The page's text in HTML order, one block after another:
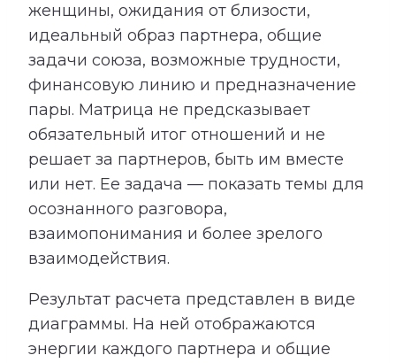
женщины, ожидания от близости,
идеальный образ партнера, общие
задачи союза, возможные трудности,
финансовую линию и предназначение
пары. Матрица не предсказывает
обязательный итог отношений и не
решает за партнеров, быть им вместе
или нет. Ее задача — показать темы для
осознанного разговора,
взаимопонимания и более зрелого
взаимодействия.
Результат расчета представлен в виде
диаграммы. На ней отображаются
энергии каждого партнера и общие